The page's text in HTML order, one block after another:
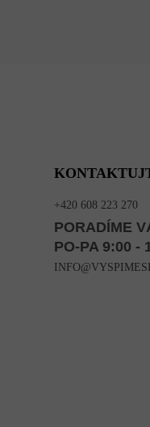
+420 608 223 270
PORADÍME
PO-PA 9:00 -